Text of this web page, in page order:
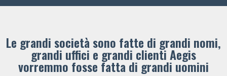
Le grandi società sono fatte di grandi nomi,
grandi uffici e grandi clienti ​Aegis
vorremmo fosse fatta di grandi uomini